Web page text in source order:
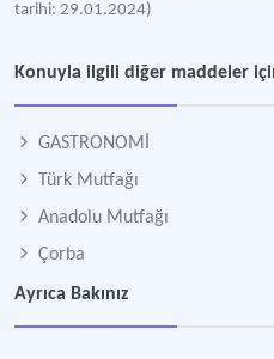
tarihi: 29.01.2024)
Konuyla ilgili diğer maddeler
GASTRONOMİ
Türk Mutfağı
Anadolu Mutfağı
Çorba
Ayrıca Bakınız